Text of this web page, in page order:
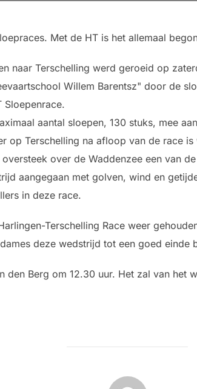
Met de HT is het allemaal
naar Terschelling werd geroeid op
Willem Barentsz" door de
aantal sloepen, 130 stuks, mee
op Terschelling na afloop van de race
over de Waddenzee een van
aangegaan met golven, wind en
in deze race.
Terschelling Race weer
deze wedstrijd tot een goed einde
den Berg om 12.30 uur. Het zal van het
BERICHTAUTEUR